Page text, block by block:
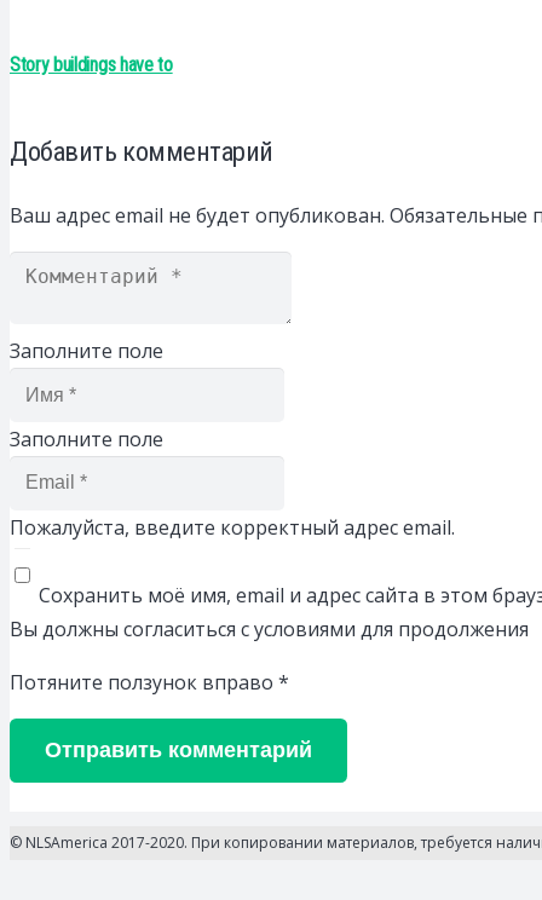
Story buildings have to
Добавить комментарий
Ваш адрес email не будет опубликован. Обязательные
Заполните поле
Заполните поле
Пожалуйста, введите корректный адрес email.
Сохранить моё имя, email и адрес сайта в этом
Вы должны согласиться с условиями для продолжения
Потяните ползунок вправо *
Отправить комментарий
© NLSAmerica 2017-2020. При копировании материалов, требуется